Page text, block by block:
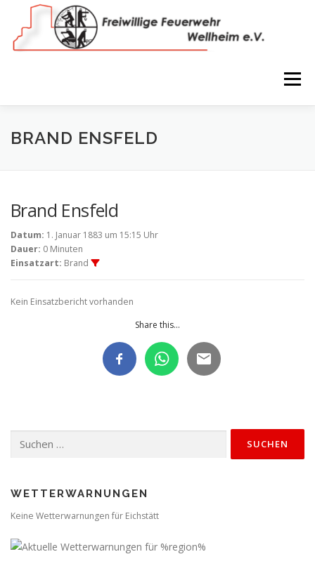
springen
Menü
NEWS VEREIN 150 JAHRE
COOKIE-RICHTLINIE (EU)
BRAND ENSFELD
Brand Ensfeld
Datum: 1. Januar 1883 um 15:15 Uhr
Dauer: 0 Minuten
Einsatzart: Brand
Kein Einsatzbericht vorhanden
Share this...
nach:
WETTERWARNUNGEN
Keine Wetterwarnungen für Eichstätt